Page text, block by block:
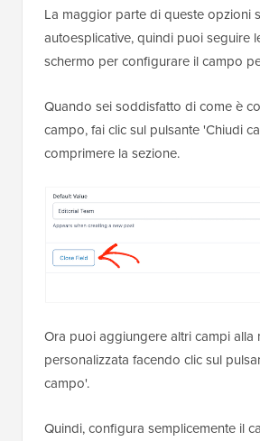
La maggior parte di queste opzioni
autoesplicative, quindi puoi seguire
schermo per configurare il campo
Quando sei soddisfatto di come è
campo, fai clic sul pulsante 'Chiudi
comprimere la sezione.
Ora puoi aggiungere altri campi alla
personalizzata facendo clic sul
campo'.
Quindi, configura semplicemente il